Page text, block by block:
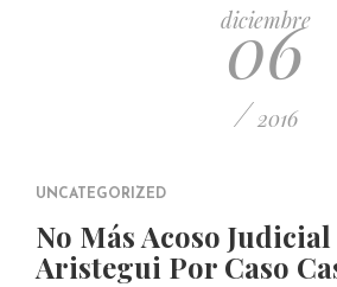
diciembre
06
/ 2016
UNCATEGORIZED
No Más Acoso
Aristegui Por Caso